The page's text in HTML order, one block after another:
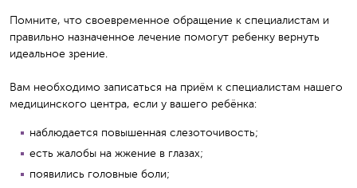
Помните, что своевременное обращение к специалистам и
правильно назначенное лечение помогут ребенку вернуть
идеальное зрение.
Вам необходимо записаться на приём к специалистам нашего
медицинского центра, если у вашего ребёнка:
наблюдается повышенная слезоточивость;
есть жалобы на жжение в глазах;
появились головные боли;